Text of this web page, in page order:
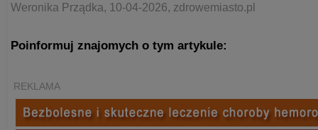
Weronika Prządka, 10-04-2026, zdrowemiasto.pl
Poinformuj znajomych o tym artykule:
REKLAMA